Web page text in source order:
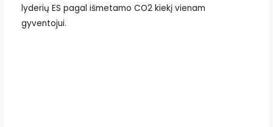
lyderių ES pagal išmetamo CO2 kiekį vienam
gyventojui.